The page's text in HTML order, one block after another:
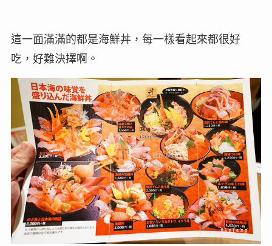
這一面滿滿的都是海鮮丼，每一樣看起來都很好
吃，好難決擇啊。